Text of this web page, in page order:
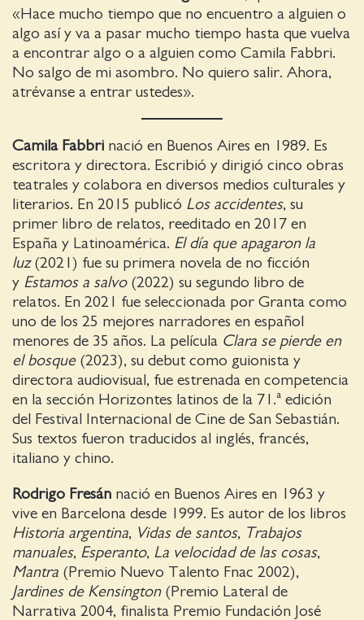
«Hace mucho tiempo que no encuentro a alguien o
algo así y va a pasar mucho tiempo hasta que vuelva
a encontrar algo o a alguien como Camila Fabbri.
No salgo de mi asombro. No quiero salir. Ahora,
atrévanse a entrar ustedes».
Camila Fabbri nació en Buenos Aires en 1989. Es
escritora y directora. Escribió y dirigió cinco obras
teatrales y colabora en diversos medios culturales y
literarios. En 2015 publicó Los accidentes, su
primer libro de relatos, reeditado en 2017 en
España y Latinoamérica. El día que apagaron la
luz(2021) fue su primera novela de no ficción
y Estamos a salvo(2022) su segundo libro de
relatos. En 2021 fue seleccionada por Granta como
uno de los 25 mejores narradores en español
menores de 35 años. La película Clara se pierde en
el bosque(2023), su debut como guionista y
directora audiovisual, fue estrenada en competencia
en la sección Horizontes latinos de la 71.ª edición
del Festival Internacional de Cine de San Sebastián.
Sus textos fueron traducidos al inglés, francés,
italiano y chino.
Rodrigo Fresán nació en Buenos Aires en 1963 y
vive en Barcelona desde 1999. Es autor de los libros
Historia argentina, Vidas de santos, Trabajos
manuales, Esperanto, La velocidad de las cosas,
Mantra (Premio Nuevo Talento Fnac 2002),
Jardines de Kensington(Premio Lateral de
Narrativa 2004, finalista Premio Fundación José